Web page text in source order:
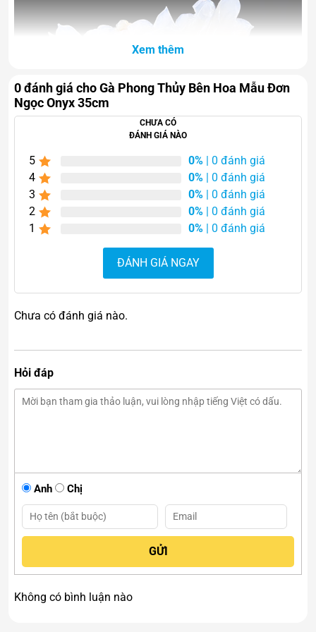
Xem thêm
0 đánh giá cho Gà Phong Thủy Bên Hoa Mẫu Đơn
Ngọc Onyx 35cm
CHƯA CÓ
ĐÁNH GIÁ NÀO
5 0% | 0 đánh giá
4
0% | 0 đánh giá
3
0% | 0 đánh giá
2
0% | 0 đánh giá
1
0% | 0 đánh giá
ĐÁNH GIÁ NGAY
Chưa có đánh giá nào.
Hỏi đáp
Anh Chị
Không có bình luận nào